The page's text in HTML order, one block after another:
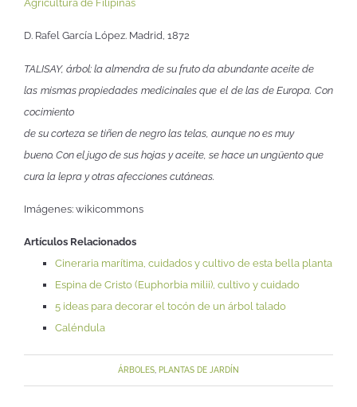
Agricultura de Filipinas
D. Rafel García López. Madrid, 1872
TALISAY, árbol: la almendra de su fruto da abundante aceite de
las mismas propiedades medicinales que el de las de Europa. Con
cocimiento
de su corteza se tiñen de negro las telas, aunque no es muy
bueno. Con el jugo de sus hojas y aceite, se hace un ungüento que
cura la lepra y otras afecciones cutáneas.
Imágenes: wikicommons
Artículos Relacionados
Cineraria marítima, cuidados y cultivo de esta bella planta
Espina de Cristo (Euphorbia milii), cultivo y cuidado
5 ideas para decorar el tocón de un árbol talado
Caléndula
ÁRBOLES PLANTAS DE JARDÍN